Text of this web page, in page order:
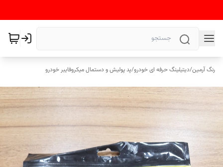
رنگ آرمین/دیتیلینگ حرفه ای خودرو/پد پولیش و دستمال میکروفایبر خودرو